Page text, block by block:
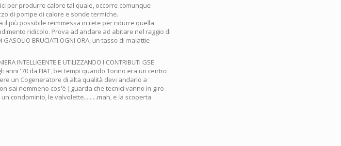
per produrre calore tal quale, occorre comunque
di pompe di calore e sonde termiche.
il più possibile reimmessa in rete per ridurre quella
ridicolo. Prova ad andare ad abitare nel raggio di
BRUCIATI OGNI ORA, un tasso di malattie
INTELLIGENTE E UTILIZZANDO I CONTRIBUTI GSE
anni '70 da FIAT, bei tempi quando Torino era un centro
un Cogeneratore di alta qualità devi andarlo a
sai nemmeno cos'è ( guarda che tecnici vanno in giro
condominio, le valvolette.........mah, e la scoperta